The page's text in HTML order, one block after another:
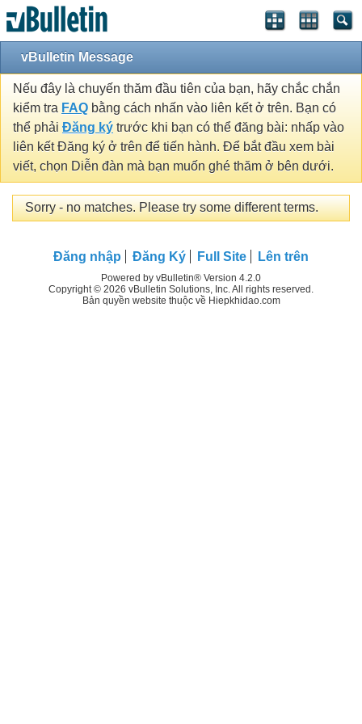
vBulletin Message
Nếu đây là chuyến thăm đầu tiên của bạn, hãy chắc chắn
kiểm tra FAQ bằng cách nhấn vào liên kết ở trên. Bạn có
thể phải Đăng ký trước khi bạn có thể đăng bài: nhấp vào
liên kết Đăng ký ở trên để tiến hành. Để bắt đầu xem bài
viết, chọn Diễn đàn mà bạn muốn ghé thăm ở bên dưới.
Sorry - no matches. Please try some different terms.
Đăng nhập Đăng Ký Full Site Lên trên
Powered by vBulletin® Version 4.2.0
Copyright © 2026 vBulletin Solutions, Inc. All rights reserved.
Bản quyền website thuộc về Hiepkhidao.com